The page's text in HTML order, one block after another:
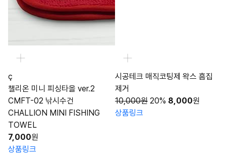
ç
챌리온 미니 피싱타올 ver.2
CMFT-02 낚시수건
CHALLION MINI FISHING
TOWEL
7,000원
상품링크
시공테크 매직코팅제 왁스 흠집
제거
10,000원 20% 8,000원
상품링크